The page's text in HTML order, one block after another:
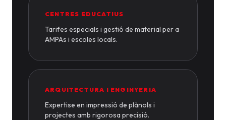
CENTRES EDUCATIUS
Tarifes especials i gestió de material per a
AMPAs i escoles locals.
ARQUITECTURA I ENGINYERIA
Expertise en impressió de plànols i
projectes amb rigorosa precisió.